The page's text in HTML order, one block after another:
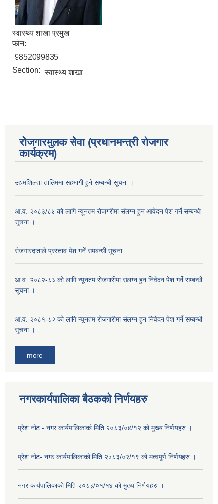
स्वास्थ्य शाखा प्रमुख
फोन:
9852099835
Section: स्वास्थ्य शाखा
रोजगारमुलक सेवा (प्रधानमन्त्री रोजगार
कार्यक्रम)
उद्यमशिलता तालिममा सहभागी हुने सम्बन्धी सूचना ।
आ.व. २०८३/८४ को लागि न्यूनतम रोजगरीमा संलग्न हुन आवेदन पेश गर्ने सम्बन्धी
सूचना ।
रोजगारदाताले प्रस्ताव पेश गर्ने समबन्धी सूचना ।
आ.व. २०८२-८३ को लागि न्यूनतम रोजगारीमा संलग्न हुन निवेदन पेश गर्ने सम्बन्धी
सूचना ।
आ.व. २०८१-८२ को लागि न्यूनतम रोजगारीमा संलग्न हुन निवेदन पेश गर्ने सम्बन्धी
सूचना ।
more
नगरकार्यपालिका बैठकको निर्णयहरु
प्रेश नोट - नगर कार्यपालिकाको मिति २०८३/०४/१२ को मुख्य निर्णयहरु ।
प्रेश नोट- नगर कार्यपालिकाको मिति २०८३/०२/१९ को मत्वपूर्ण निर्णयहरु ।
नगर कार्यपालिकाको मिति २०८३/०१/१४ को मुख्य निर्णयहरु ।